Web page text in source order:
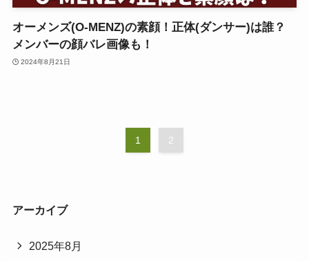
オーメンズ(O-MENZ)の素顔！正体(ダンサー)は誰？
メンバーの顔バレ画像も！
2024年8月21日
1 2
アーカイブ
2025年8月